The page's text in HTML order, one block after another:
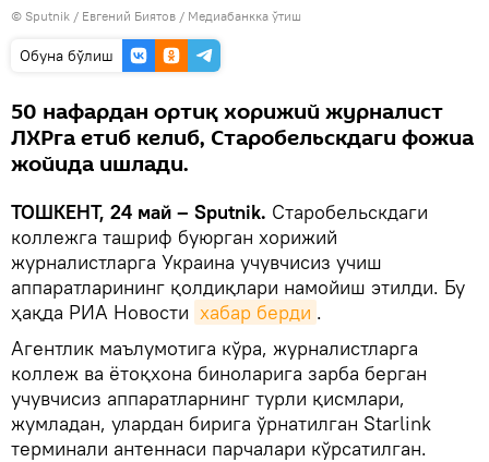
© Sputnik / Евгений Биятов / Медиабанкка ўтиш
Oбуна бўлиш
50 нафардан ортиқ хорижий журналист
ЛХРга етиб келиб, Старобельскдаги фожиа
жойида ишлади.
ТОШКЕНТ, 24 май – Sputnik. Старобельскдаги
коллежга ташриф буюрган хорижий
журналистларга Украина учувчисиз учиш
аппаратларининг қолдиқлари намойиш этилди. Бу
ҳақда РИА Новости хабар берди .
Агентлик маълумотига кўра, журналистларга
коллеж ва ётоқхона биноларига зарба берган
учувчисиз аппаратларнинг турли қисмлари,
жумладан, улардан бирига ўрнатилган Starlink
терминали антеннаси парчалари кўрсатилган.